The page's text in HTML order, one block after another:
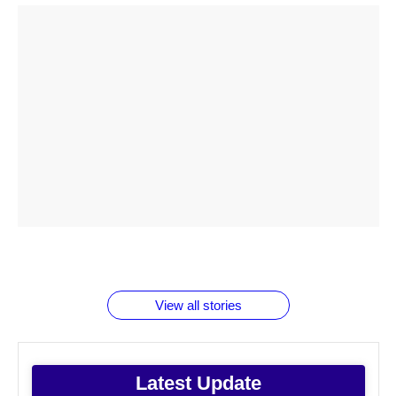
View all stories
Latest Update